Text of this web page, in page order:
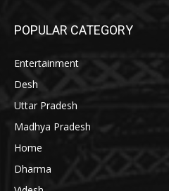
POPULAR CATEGORY
Entertainment
Desh
Uttar Pradesh
Madhya Pradesh
Home
Dharma